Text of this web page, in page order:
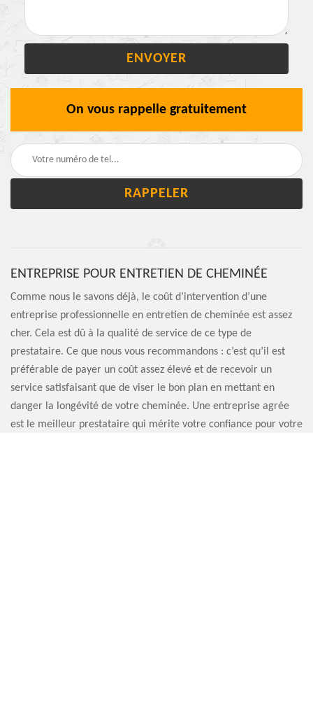
On vous rappelle gratuitement
ENTREPRISE POUR ENTRETIEN DE CHEMINÉE
Comme nous le savons déjà, le coût d’intervention d’une
entreprise professionnelle en entretien de cheminée est assez
cher. Cela est dû à la qualité de service de ce type de
prestataire. Ce que nous vous recommandons : c’est qu’il est
préférable de payer un coût assez élevé et de recevoir un
service satisfaisant que de viser le bon plan en mettant en
danger la longévité de votre cheminée. Une entreprise agrée
est le meilleur prestataire qui mérite votre confiance pour votre